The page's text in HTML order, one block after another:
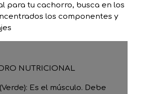
para tu cachorro, busca en los
los componentes y
NUTRICIONAL
Es el músculo. Debe